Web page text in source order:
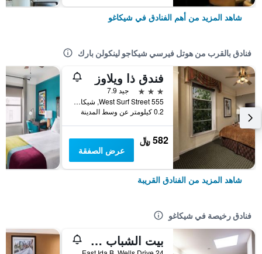
شاهد المزيد من أهم الفنادق في شيكاغو
فنادق بالقرب من هوتل فيرسي شيكاجو لينكولن بارك
فندق ذا ويلاوز
3 نجوم
جيد 7.9
555 West Surf Street, شيكاغو, IL, الولايات المتحدة الأميريكية
0.2 كيلومتر عن وسط المدينة
582 ﷼
عرض الصفقة
شاهد المزيد من الفنادق القريبة
فنادق رخيصة في شيكاغو
بيت الشباب HI Chicago